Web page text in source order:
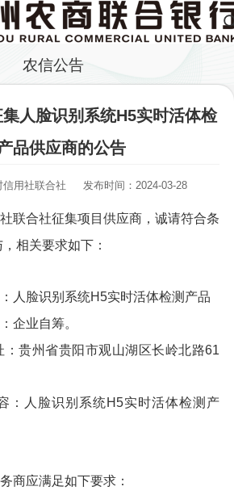
农信公告
人脸识别系统H5实时活体检
品供应商的公告
用社联合社 发布时间：2024-03-28
联合社征集项目供应商，诚请符合条
相关要求如下：
：人脸识别系统H5实时活体检测产品
企业自筹。
：贵州省贵阳市观山湖区长岭北路61
：人脸识别系统H5实时活体检测产
商应满足如下要求：